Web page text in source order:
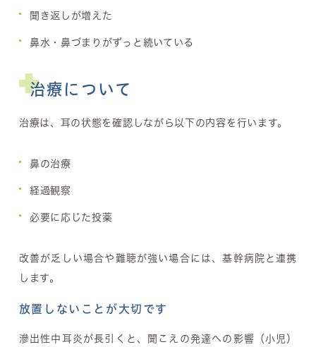
聞き返しが増えた
鼻水・鼻づまりがずっと続いている
治療について
治療は、耳の状態を確認しながら以下の内容を行います。
鼻の治療
経過観察
必要に応じた投薬
改善が乏しい場合や難聴が強い場合には、基幹病院と連携
します。
放置しないことが大切です
滲出性中耳炎が長引くと、聞こえの発達への影響（小児）